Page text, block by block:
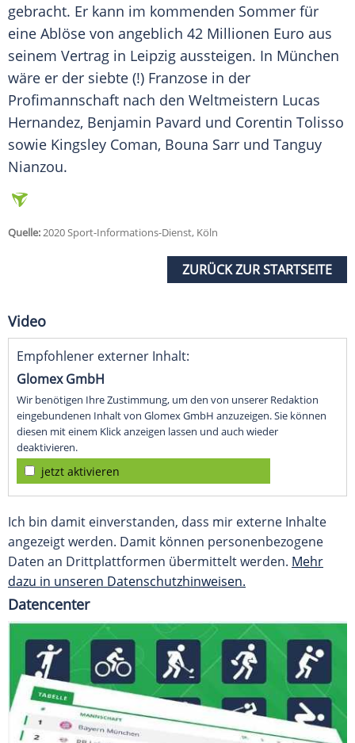
gebracht. Er kann im kommenden Sommer für
eine Ablöse von angeblich 42 Millionen Euro aus
seinem Vertrag in Leipzig aussteigen. In München
wäre er der siebte (!) Franzose in der
Profimannschaft nach den Weltmeistern Lucas
Hernandez, Benjamin Pavard und Corentin Tolisso
sowie Kingsley Coman, Bouna Sarr und Tanguy
Nianzou.
Quelle:2020 Sport-Informations-Dienst, Köln
ZURÜCK ZUR STARTSEITE
Video
Empfohlener externer Inhalt:
Glomex GmbH
Wir benötigen Ihre Zustimmung, um den von unserer Redaktion
eingebundenen Inhalt von Glomex GmbH anzuzeigen. Sie können
diesen mit einem Klick anzeigen lassen und auch wieder
deaktivieren.
jetzt aktivieren
Ich bin damit einverstanden, dass mir externe Inhalte
angezeigt werden. Damit können personenbezogene
Daten an Drittplattformen übermittelt werden. Mehr
dazu in unseren Datenschutzhinweisen.
Datencenter